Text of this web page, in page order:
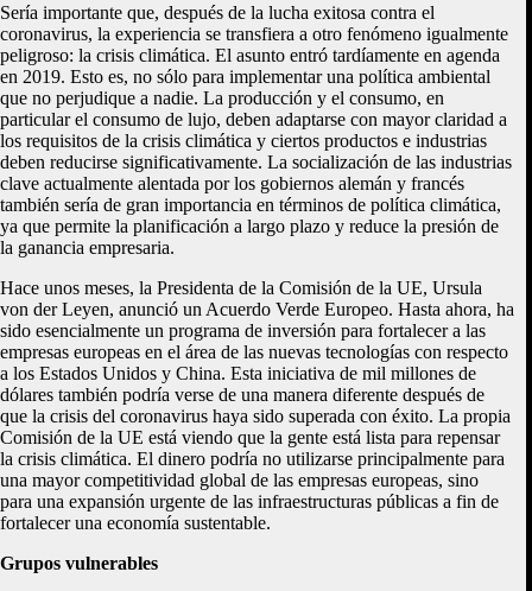
Sería importante que, después de la lucha exitosa contra el
coronavirus, la experiencia se transfiera a otro fenómeno igualmente
peligroso: la crisis climática. El asunto entró tardíamente en agenda
en 2019. Esto es, no sólo para implementar una política ambiental
que no perjudique a nadie. La producción y el consumo, en
particular el consumo de lujo, deben adaptarse con mayor claridad a
los requisitos de la crisis climática y ciertos productos e industrias
deben reducirse significativamente. La socialización de las industrias
clave actualmente alentada por los gobiernos alemán y francés
también sería de gran importancia en términos de política climática,
ya que permite la planificación a largo plazo y reduce la presión de
la ganancia empresaria.
Hace unos meses, la Presidenta de la Comisión de la UE, Ursula
von der Leyen, anunció un Acuerdo Verde Europeo. Hasta ahora, ha
sido esencialmente un programa de inversión para fortalecer a las
empresas europeas en el área de las nuevas tecnologías con respecto
a los Estados Unidos y China. Esta iniciativa de mil millones de
dólares también podría verse de una manera diferente después de
que la crisis del coronavirus haya sido superada con éxito. La propia
Comisión de la UE está viendo que la gente está lista para repensar
la crisis climática. El dinero podría no utilizarse principalmente para
una mayor competitividad global de las empresas europeas, sino
para una expansión urgente de las infraestructuras públicas a fin de
fortalecer una economía sustentable.
Grupos vulnerables